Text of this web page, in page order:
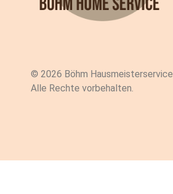
© 2026 Böhm Hausmeisterservice.
Alle Rechte vorbehalten.